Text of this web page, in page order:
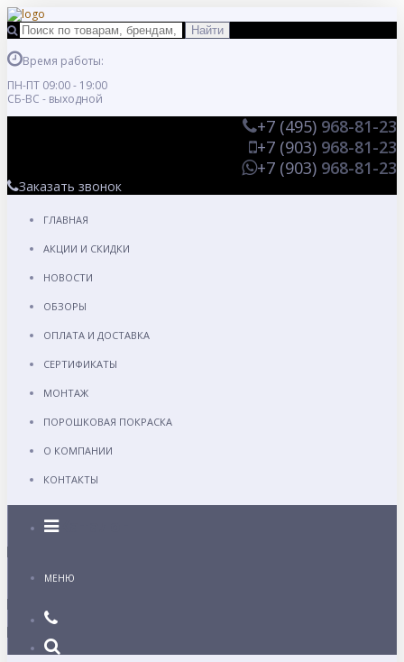
Время работы:
ПН-ПТ 09:00 - 19:00
СБ-ВС - выходной
+7 (495) 968-81-23
+7 (903) 968-81-23
+7 (903) 968-81-23
Заказать звонок
ГЛАВНАЯ
АКЦИИ И СКИДКИ
НОВОСТИ
ОБЗОРЫ
ОПЛАТА И ДОСТАВКА
СЕРТИФИКАТЫ
МОНТАЖ
ПОРОШКОВАЯ ПОКРАСКА
О КОМПАНИИ
КОНТАКТЫ
Каталог
МЕНЮ